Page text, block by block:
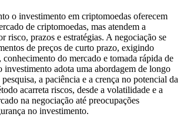
o investimento em criptomoedas oferecem
de criptomoedas, mas atendem a
risco, prazos e estratégias. A negociação se
de preços de curto prazo, exigindo
conhecimento do mercado e tomada rápida de
investimento adota uma abordagem de longo
a paciência e a crença no potencial da
acarreta riscos, desde a volatilidade e a
na negociação até preocupações
no investimento.